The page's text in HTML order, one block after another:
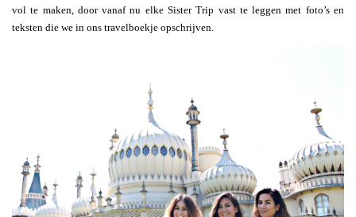
vol te maken, door vanaf nu elke Sister Trip vast te leggen met foto’s en
teksten die we in ons travelboekje opschrijven.